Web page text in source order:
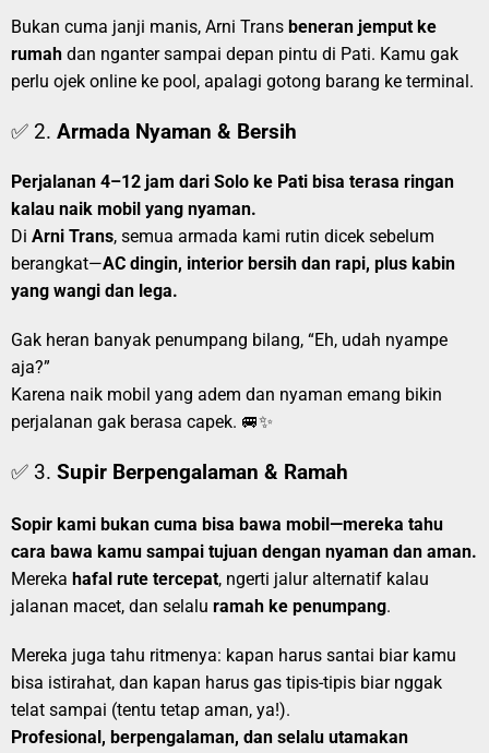
Bukan cuma janji manis, Arni Trans beneran jemput ke
rumah dan nganter sampai depan pintu di Pati. Kamu gak
perlu ojek online ke pool, apalagi gotong barang ke terminal.
✅ 2. Armada Nyaman & Bersih
Perjalanan 4–12 jam dari Solo ke Pati bisa terasa ringan
kalau naik mobil yang nyaman.
Di Arni Trans, semua armada kami rutin dicek sebelum
berangkat—AC dingin, interior bersih dan rapi, plus kabin
yang wangi dan lega.
Gak heran banyak penumpang bilang, “Eh, udah nyampe
aja?”
Karena naik mobil yang adem dan nyaman emang bikin
perjalanan gak berasa capek. 🚐✨
✅ 3. Supir Berpengalaman & Ramah
Sopir kami bukan cuma bisa bawa mobil—mereka tahu
cara bawa kamu sampai tujuan dengan nyaman dan aman.
Mereka hafal rute tercepat, ngerti jalur alternatif kalau
jalanan macet, dan selalu ramah ke penumpang.
Mereka juga tahu ritmenya: kapan harus santai biar kamu
bisa istirahat, dan kapan harus gas tipis-tipis biar nggak
telat sampai (tentu tetap aman, ya!).
Profesional, berpengalaman, dan selalu utamakan